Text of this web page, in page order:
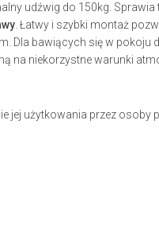
udźwig do 150kg.
. Łatwy i szybki montaż
Dla bawiących się w pokoju
na niekorzystne warunki
jej użytkowania przez osoby